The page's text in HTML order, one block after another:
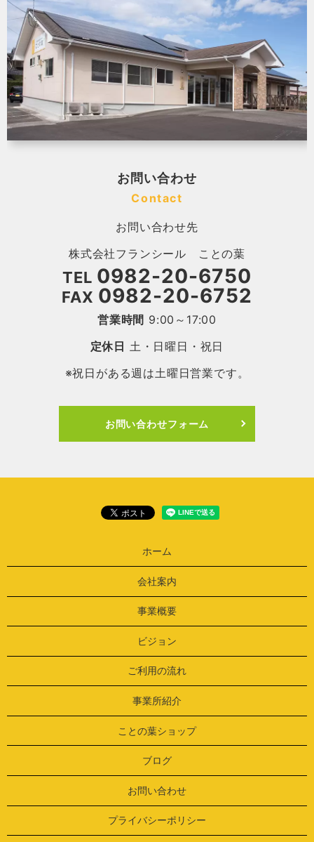
お問い合わせ
Contact
お問い合わせ先
株式会社フランシール ことの葉
TEL 0982-20-6750
FAX 0982-20-6752
営業時間 9:00～17:00
定休日 土・日曜日・祝日
※祝日がある週は土曜日営業です。
お問い合わせフォーム
ホーム
会社案内
事業概要
ビジョン
ご利用の流れ
事業所紹介
ことの葉ショップ
ブログ
お問い合わせ
プライバシーポリシー